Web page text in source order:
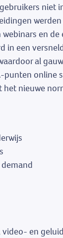
niet
en de
in een
al
punten online
nieuwe
en